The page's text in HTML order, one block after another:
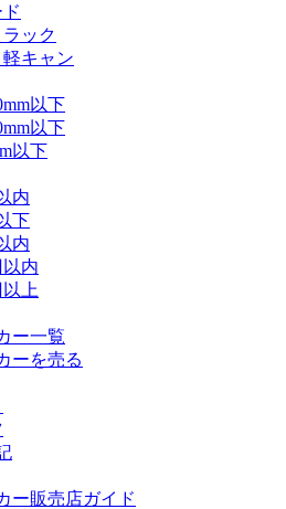
ック
キャン
以下
以下
以下
内
下
内
以内
上
ー一覧
ーを売る
ー販売店ガイド